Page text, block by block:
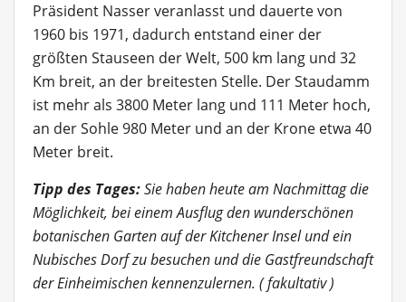
Präsident Nasser veranlasst und dauerte von
1960 bis 1971, dadurch entstand einer der
größten Stauseen der Welt, 500 km lang und 32
Km breit, an der breitesten Stelle. Der Staudamm
ist mehr als 3800 Meter lang und 111 Meter hoch,
an der Sohle 980 Meter und an der Krone etwa 40
Meter breit.
Tipp des Tages:Sie haben heute am Nachmittag die
Möglichkeit, bei einem Ausflug den wunderschönen
botanischen Garten auf der Kitchener Insel und ein
Nubisches Dorf zu besuchen und die Gastfreundschaft
der Einheimischen kennenzulernen. ( fakultativ )